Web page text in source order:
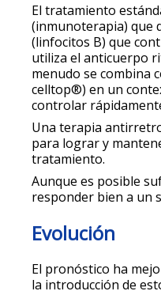
El tratamiento
(inmunoterapia) que
(linfocitos B) que
utiliza el anticuerpo
menudo se combina
celltop®) en un
controlar
Una terapia
para lograr y
tratamiento.
Aunque es posible
responder bien a un
Evolución
El pronóstico ha
la introducción de